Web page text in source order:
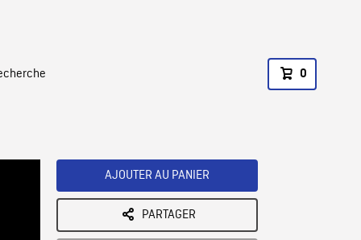
0
AJOUTER AU PANIER
PARTAGER